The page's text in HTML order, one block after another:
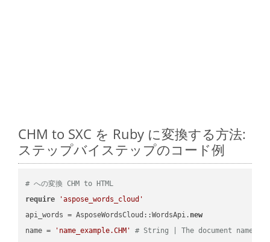
CHM to SXC を Ruby に変換する方法:
ステップバイステップのコード例
# への変換 CHM to HTML
require
'aspose_words_cloud'
api_words = AsposeWordsCloud::WordsApi. new
name =
'name_example.CHM' # String | The document name.